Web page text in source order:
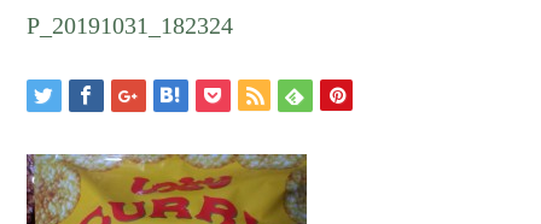
P_20191031_182324